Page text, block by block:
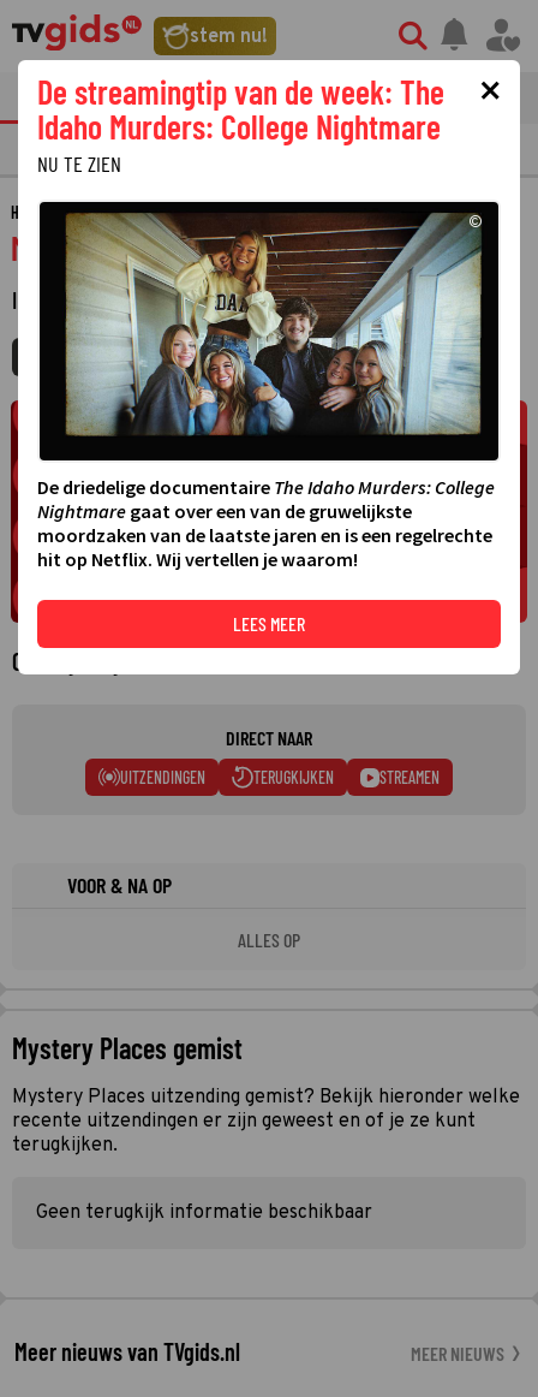
stem nu!
tvgids streaming nieuws
PRIMETIME GEMIST
HOME GIDS MYSTERY PLACES
Mystery Places
INFORMATIEF ·
MIJNGIDS AGENDA DELEN
Over Mystery Places
DIRECT NAAR
UITZENDINGEN TERUGKIJKEN STREAMEN
VOOR & NA OP
ALLES OP
Mystery Places gemist
Mystery Places uitzending gemist? Bekijk hieronder welke
recente uitzendingen er zijn geweest en of je ze kunt
terugkijken.
Geen terugkijk informatie beschikbaar
Meer nieuws van TVgids.nl MEER NIEUWS
×
De streamingtip van de week: The
Idaho Murders: College Nightmare
NU TE ZIEN
©
De driedelige documentaire The Idaho Murders: College
Nightmare gaat over een van de gruwelijkste
moordzaken van de laatste jaren en is een regelrechte
hit op Netflix. Wij vertellen je waarom!
LEES MEER